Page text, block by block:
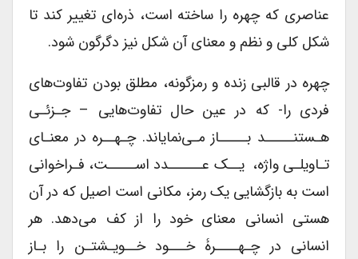
عناصری که چهره را ساخته است، ذره‌ای تغییر کند تا
شکل کلی و نظم و معنای آن شکل نیز دگرگون شود.
چهره در قالبی زنده و رمزگونه، مطلق بودن تفاوت‌های
فردی را- که در عین حال تفاوت‌هایی – جـزئـی
هـستنـــــد بـــــاز مـی‌نمایاند. چـهــره در معنـای
تـاویلـی واژه، یــک ‌عــــــدد‌ اســـــت، فـراخوانی
است به بازگشایی یک رمز، مکانی است اصیل که در آن
هستی انسانی معنای خود را از کف می‌دهد. هر
انسانی در چـهــــرۀ خـــود خــویـشتـن را بـاز